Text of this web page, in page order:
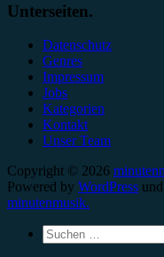
Unterseiten.
Datenschutz
Genres
Impressum
Jobs
Kategorien
Kontakt
Unser Team
Copyright © 2026
Powered by WordPress und
minutenmusik.
Suchen
nach: